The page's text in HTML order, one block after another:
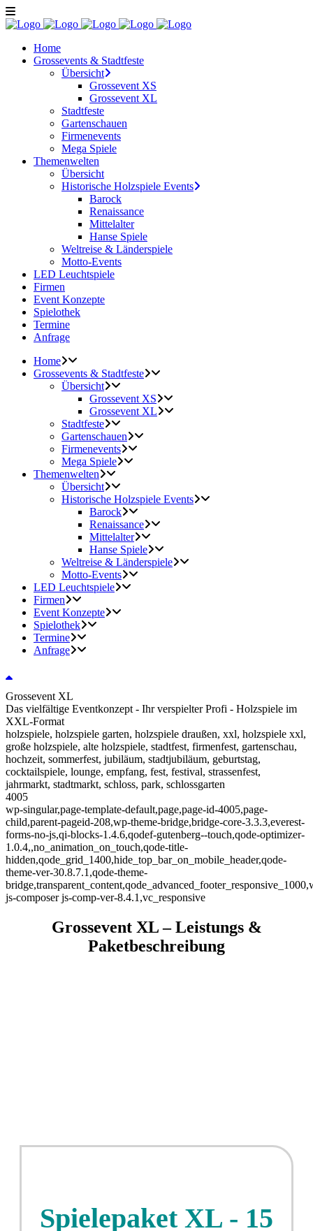
Home
Grossevents & Stadtfeste
Übersicht
Grossevent XS
Grossevent XL
Stadtfeste
Gartenschauen
Firmenevents
Mega Spiele
Themenwelten
Übersicht
Historische Holzspiele Events
Barock
Renaissance
Mittelalter
Hanse Spiele
Weltreise & Länderspiele
Motto-Events
LED Leuchtspiele
Firmen
Event Konzepte
Spielothek
Termine
Anfrage
Home
Grossevents & Stadtfeste
Übersicht
Grossevent XS
Grossevent XL
Stadtfeste
Gartenschauen
Firmenevents
Mega Spiele
Themenwelten
Übersicht
Historische Holzspiele Events
Barock
Renaissance
Mittelalter
Hanse Spiele
Weltreise & Länderspiele
Motto-Events
LED Leuchtspiele
Firmen
Event Konzepte
Spielothek
Termine
Anfrage
Grossevent XL
Das vielfältige Eventkonzept - Ihr verspielter Profi - Holzspiele im
XXL-Format
holzspiele, holzspiele garten, holzspiele draußen, xxl, holzspiele xxl,
große holzspiele, alte holzspiele, stadtfest, firmenfest, gartenschau,
hochzeit, sommerfest, jubiläum, stadtjubiläum, geburtstag,
cocktailspiele, lounge, empfang, fest, festival, strassenfest,
jahrmarkt, stadtmarkt, schloss, park, schlossgarten
4005
wp-singular,page-template-default,page,page-id-4005,page-
child,parent-pageid-208,wp-theme-bridge,bridge-core-3.3.3,everest-
forms-no-js,qi-blocks-1.4.6,qodef-gutenberg--touch,qode-optimizer-
1.0.4,,no_animation_on_touch,qode-title-
hidden,qode_grid_1400,hide_top_bar_on_mobile_header,qode-
theme-ver-30.8.7.1,qode-theme-
js-composer js-comp-ver-8.4.1,vc_responsive
Grossevent XL – Leistungs &
Paketbeschreibung
Spielepaket XL - 15